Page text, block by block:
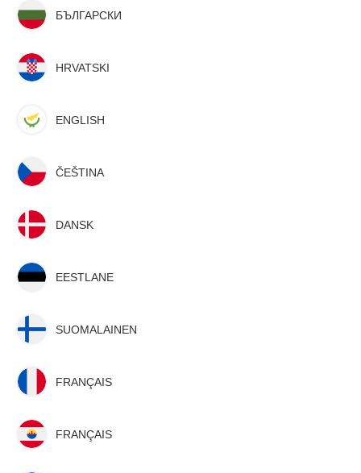
БЪЛГАРСКИ
HRVATSKI
ENGLISH
ČEŠTINA
DANSK
EESTLANE
SUOMALAINEN
FRANÇAIS
FRANÇAIS